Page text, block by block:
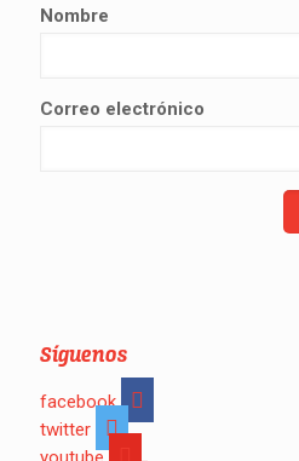
Nombre
Correo electrónico
Síguenos
facebook
twitter